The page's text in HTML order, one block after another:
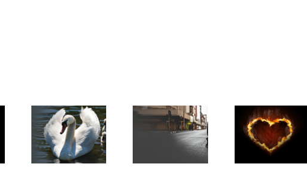
Die
Tugend
der
dich
nicht auf
Ehebruch
beginnt
im